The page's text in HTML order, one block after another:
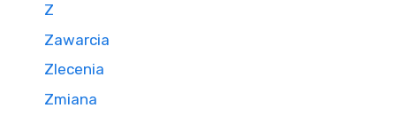
Z
Zawarcia
Zlecenia
Zmiana